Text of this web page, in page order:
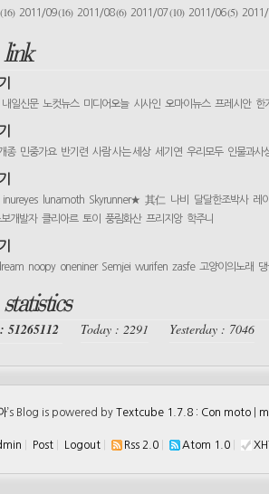
(16) 2011/09(16) 2011/08(6) 2011/07(10) 2011/06(5)
link
내일신문 노컷뉴스 미디어오늘 시사인 오마이뉴스 프레시안 한
종 민중가요 반기련 사람 사는 세상 세기연 우리모두 인물과사
inureyes lunamoth Skyrunner★ 其仁 나비 달달한조박사 레
개발자 클리아르 토이 풍림화산 프리지앙 학주니
noopy oneniner Semjei wurifen zasfe 고양이의노래
statistics
51265112 Today : 2291 Yesterday : 7046
’s Blog is powered by Textcube 1.7.8 : Con moto
Post Logout Rss 2.0 Atom 1.0